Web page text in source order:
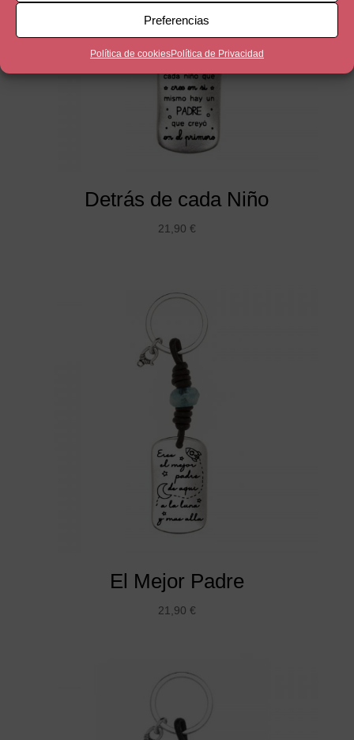
Preferencias
Política de cookiesPolítica de Privacidad
Detrás de cada Niño
21,90 €
El Mejor Padre
21,90 €